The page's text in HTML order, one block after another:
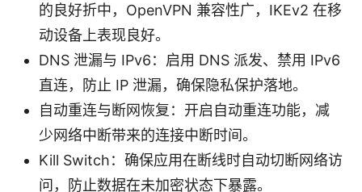
的良好折中，OpenVPN 兼容性广，IKEv2 在移
动设备上表现良好。
DNS 泄漏与 IPv6：启用 DNS 派发、禁用 IPv6
直连，防止 IP 泄漏，确保隐私保护落地。
自动重连与断网恢复：开启自动重连功能，减
少网络中断带来的连接中断时间。
Kill Switch：确保应用在断线时自动切断网络访
问，防止数据在未加密状态下暴露。